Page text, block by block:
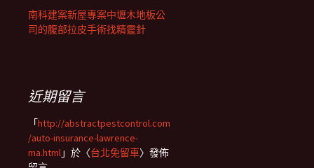
南科建案新屋專案中壢木地板公
司的腹部拉皮手術找精靈針
近期留言
「http://abstractpestcontrol.com
/auto-insurance-lawrence-
ma.html」於〈台北免留車〉發佈